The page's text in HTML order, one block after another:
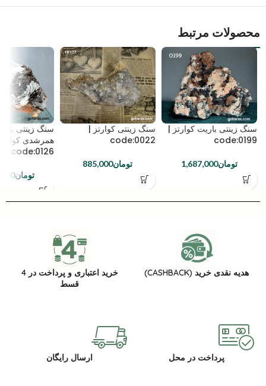
محصولات مرتبط
سنگ زینتی باریت کوارتز |
code:0199
تومان1,687,000
سنگ زینتی کوارتز |
code:0022
تومان885,000
سنگ زینتی
همرشدی
code:0126
تومان
هدیه نقدی خرید (CASHBACK)
خرید اعتباری و پرداخت در 4
قسط
پرداخت در محل ارسال رایگان